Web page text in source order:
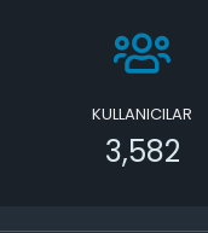
KULLANICILAR
3,582